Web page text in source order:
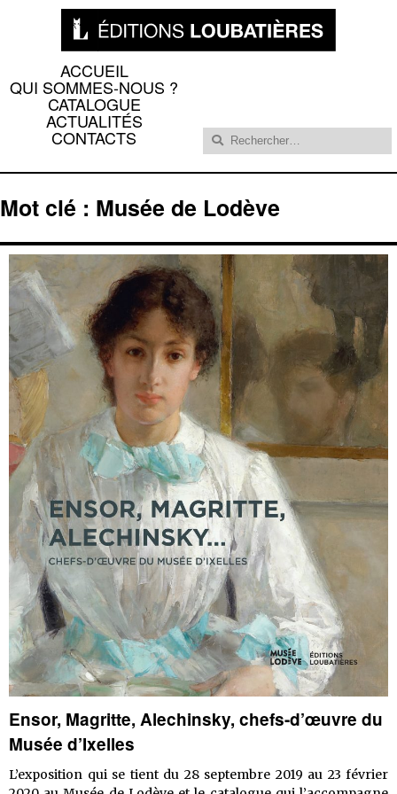
ACCUEIL
QUI SOMMES-NOUS ?
CATALOGUE
ACTUALITÉS
CONTACTS Rechercher :
Mot clé : Musée de Lodève
Ensor, Magritte, Alechinsky, chefs-d’œuvre du
Musée d’Ixelles
L’exposition qui se tient du 28 septembre 2019 au 23 février